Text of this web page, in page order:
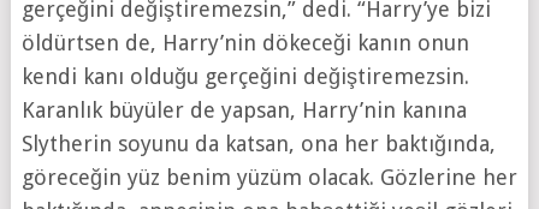
gerçeğini değiştiremezsin,” dedi. “Harry’ye bizi
öldürtsen de, Harry’nin dökeceği kanın onun
kendi kanı olduğu gerçeğini değiştiremezsin.
Karanlık büyüler de yapsan, Harry’nin kanına
Slytherin soyunu da katsan, ona her baktığında,
göreceğin yüz benim yüzüm olacak. Gözlerine her